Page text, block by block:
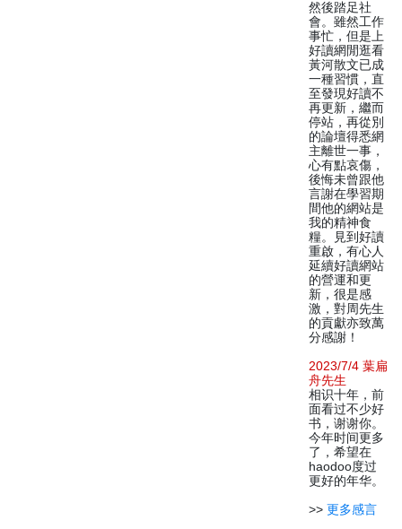
然後踏足社
會。雖然工作
事忙，但是上
好讀網閒逛看
黃河散文已成
一種習慣，直
至發現好讀不
再更新，繼而
停站，再從別
的論壇得悉網
主離世一事，
心有點哀傷，
後悔未曾跟他
言謝在學習期
間他的網站是
我的精神食
糧。見到好讀
重啟，有心人
延續好讀網站
的營運和更
新，很是感
激，對周先生
的貢獻亦致萬
分感謝！
2023/7/4 葉扁
舟先生
相识十年，前
面看过不少好
书，谢谢你。
今年时间更多
了，希望在
haodoo度过
更好的年华。
>> 更多感言